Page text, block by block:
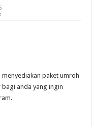
paket umroh
anda yang ingin